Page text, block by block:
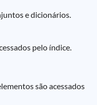
e dicionários.
pelo índice.
são acessados